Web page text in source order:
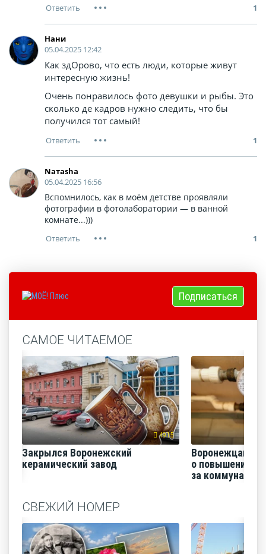
1
Нани
05.04.2025 12:42
Как здОрово, что есть люди, которые живут
интересную жизнь!
Очень понравилось фото девушки и рыбы. Это
сколько де кадров нужно следить, что бы
получился тот самый!
1
Nатаsha
05.04.2025 16:56
Вспомнилось, как в моём детстве проявляли
фотографии в фотолаборатории — в ванной
комнате...)))
1
Подписаться
САМОЕ ЧИТАЕМОЕ
4915
Закрылся Воронежский
керамический завод
Воронежцам
о повышении
за
СВЕЖИЙ НОМЕР